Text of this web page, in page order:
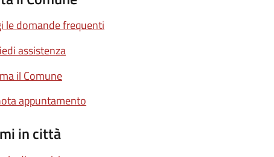
le domande frequenti
assistenza
il Comune
appuntamento
in città